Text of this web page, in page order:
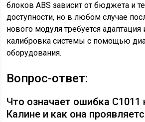
блоков ABS зависит от бюджета и
доступности, но в любом случае
нового модуля требуется адаптация
калибровка системы с помощью
оборудования.
Вопрос-ответ:
Что означает ошибка С1011
Калине и как она